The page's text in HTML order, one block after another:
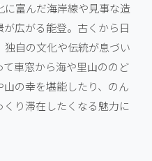
に富んだ海岸線や見事な造
広がる能登。古くから日
自の文化や伝統が息づい
車窓から海や里山ののど
の幸を堪能したり、のん
り滞在したくなる魅力に